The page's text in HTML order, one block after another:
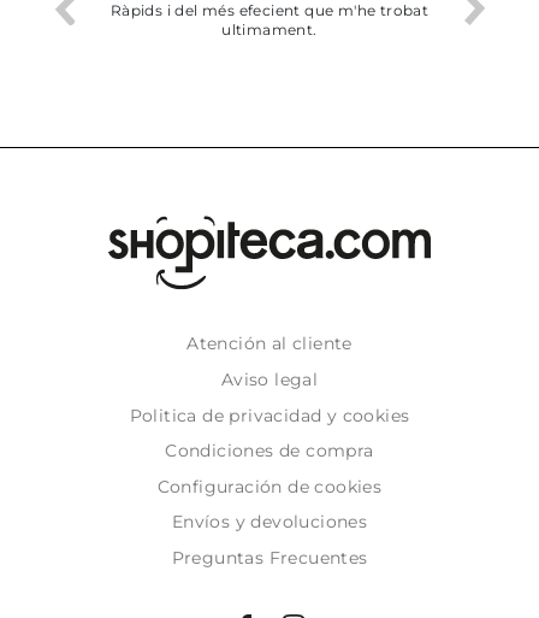
Ràpids i del més efecient que m'he trobat
ultimament.
Bien pero soy
dejado
Atención al cliente
Aviso legal
Politica de privacidad y cookies
Condiciones de compra
Configuración de cookies
Envíos y devoluciones
Preguntas Frecuentes